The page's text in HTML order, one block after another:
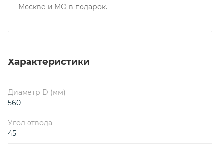
Москве и МО в подарок.
Характеристики
Диаметр D (мм)
560
Угол отвода
45